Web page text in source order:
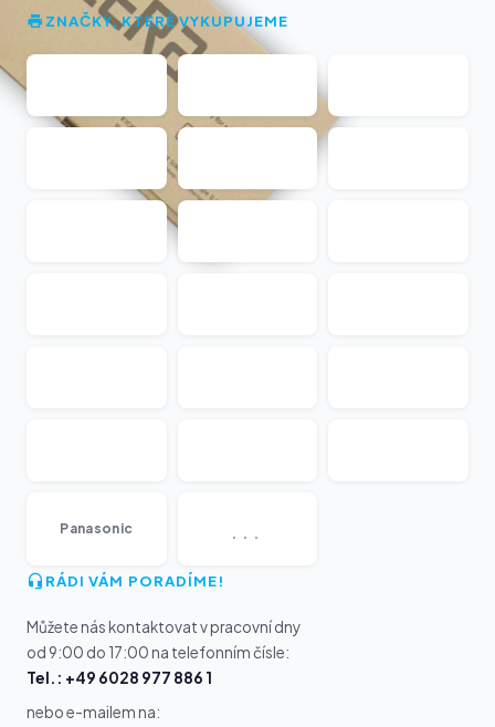
ZNAČKY, KTERÉ VYKUPUJEME
Panasonic ...
RÁDI VÁM PORADÍME!
Můžete nás kontaktovat v pracovní dny
od 9:00 do 17:00 na telefonním čísle:
Tel.: +49 6028 977 886 1
nebo e-mailem na: